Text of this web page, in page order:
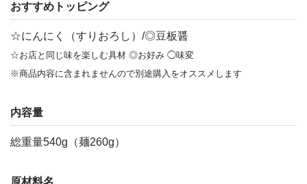
おすすめトッピング
☆にんにく（すりおろし）/◎豆板醤
☆お店と同じ味を楽しむ具材 ◎お好み ◯味変
※商品内容に含まれませんので別途購入をオススメします
内容量
総重量540g（麺260g）
原材料名